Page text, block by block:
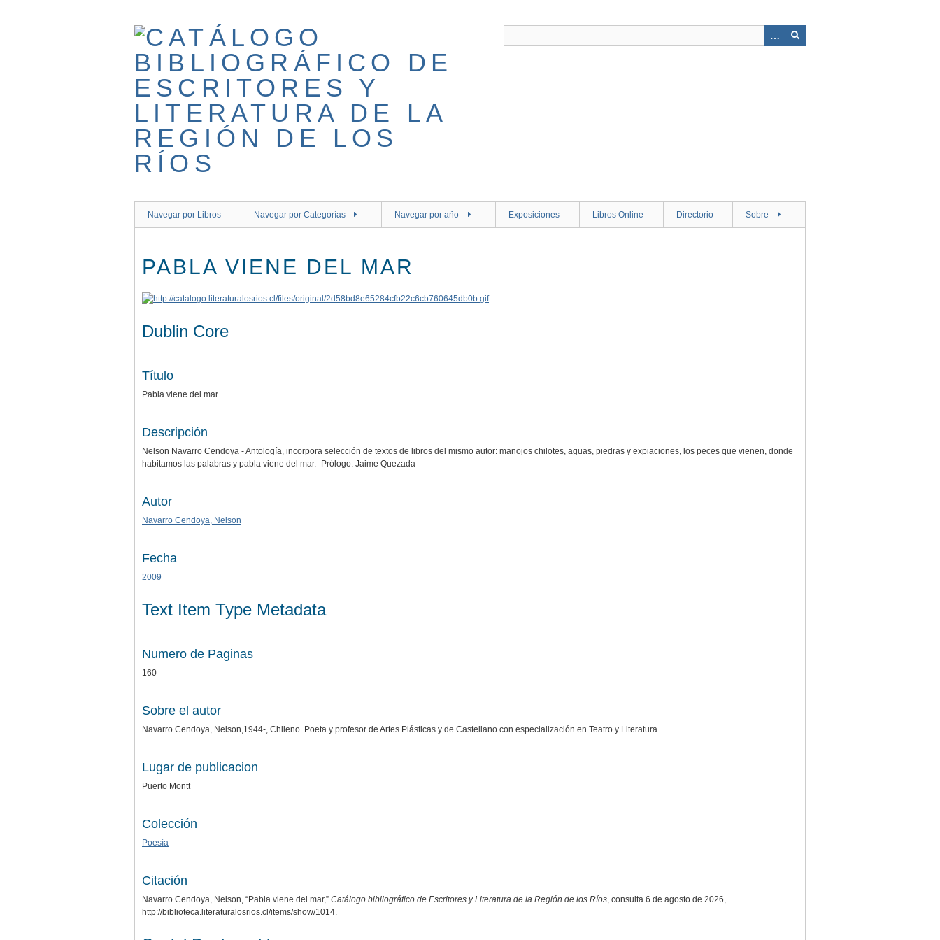
Navegar por Libros Navegar por Categorías Navegar por año Exposiciones Libros Online Directorio Sobre
PABLA VIENE DEL MAR
Dublin Core
Título
Pabla viene del mar
Descripción
Nelson Navarro Cendoya - Antología, incorpora selección de textos de libros del mismo autor: manojos chilotes, aguas, piedras y expiaciones, los peces que vienen, donde
habitamos las palabras y pabla viene del mar. -Prólogo: Jaime Quezada
Autor
Navarro Cendoya, Nelson
Fecha
2009
Text Item Type Metadata
Numero de Paginas
160
Sobre el autor
Navarro Cendoya, Nelson,1944-, Chileno. Poeta y profesor de Artes Plásticas y de Castellano con especialización en Teatro y Literatura.
Lugar de publicacion
Puerto Montt
Colección
Poesía
Citación
Navarro Cendoya, Nelson, “Pabla viene del mar,” Catálogo bibliográfico de Escritores y Literatura de la Región de los Ríos, consulta 6 de agosto de 2026,
http://biblioteca.literaturalosrios.cl/items/show/1014.